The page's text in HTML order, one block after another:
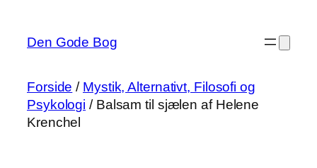
indhold
Den Gode Bog
Forside / Mystik, Alternativt, Filosofi og
Psykologi / Balsam til sjælen af Helene
Krenchel